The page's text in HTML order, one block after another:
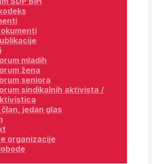
mladih
žena
seniora
sindikalnih aktivista /
jedan glas
organizacije